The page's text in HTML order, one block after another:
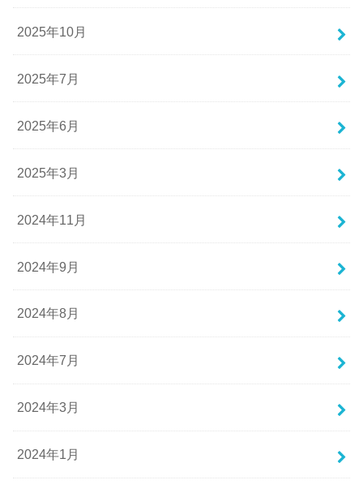
2025年10月
2025年7月
2025年6月
2025年3月
2024年11月
2024年9月
2024年8月
2024年7月
2024年3月
2024年1月